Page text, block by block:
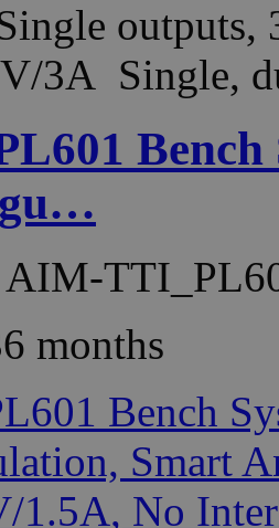
3A Single,
Bench
AIM-
months